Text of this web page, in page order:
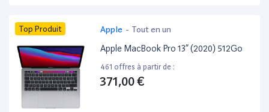
Top Produit Apple - Tout en un
Apple MacBook Pro 13” (2020) 512Go
461 offres à partir de :
371,00 €